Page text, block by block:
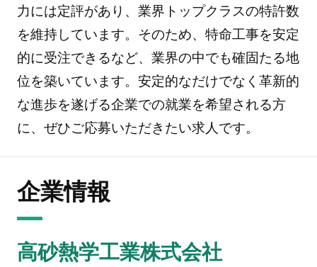
力には定評があり、業界トップクラスの特許数
を維持しています。そのため、特命工事を安定
的に受注できるなど、業界の中でも確固たる地
位を築いています。安定的なだけでなく革新的
な進歩を遂げる企業での就業を希望される方
に、ぜひご応募いただきたい求人です。
企業情報
高砂熱学工業株式会社